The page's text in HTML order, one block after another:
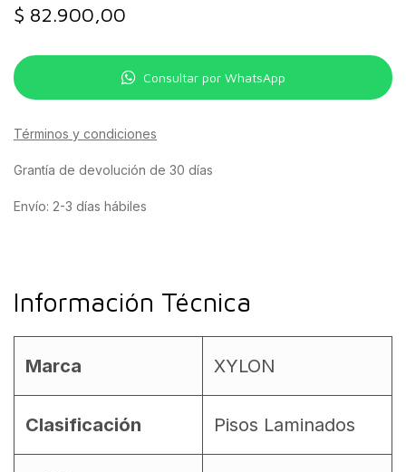
$ 82.900,00
Consultar por WhatsApp
Términos y condiciones
Grantía de devolución de 30 días
Envío: 2-3 días hábiles
Información Técnica
Marca XYLON
Clasificación Pisos Laminados